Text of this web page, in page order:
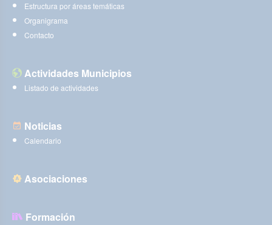
Estructura por áreas temáticas
Organigrama
Contacto
Actividades Municipios
Listado de actividades
Noticias
Calendario
Asociaciones
Formación